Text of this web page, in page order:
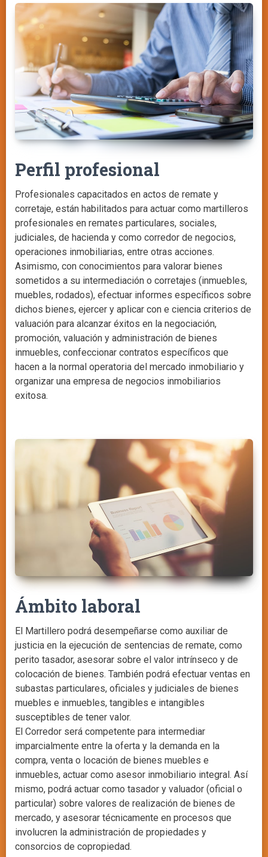
Perfil profesional
Profesionales capacitados en actos de remate y
corretaje, están habilitados para actuar como martilleros
profesionales en remates particulares, sociales,
judiciales, de hacienda y como corredor de negocios,
operaciones inmobiliarias, entre otras acciones.
Asimismo, con conocimientos para valorar bienes
sometidos a su intermediación o corretajes (inmuebles,
muebles, rodados), efectuar informes específicos sobre
dichos bienes, ejercer y aplicar con e ciencia criterios de
valuación para alcanzar éxitos en la negociación,
promoción, valuación y administración de bienes
inmuebles, confeccionar contratos específicos que
hacen a la normal operatoria del mercado inmobiliario y
organizar una empresa de negocios inmobiliarios
exitosa.
Ámbito laboral
El Martillero podrá desempeñarse como auxiliar de
justicia en la ejecución de sentencias de remate, como
perito tasador, asesorar sobre el valor intrínseco y de
colocación de bienes. También podrá efectuar ventas en
subastas particulares, oficiales y judiciales de bienes
muebles e inmuebles, tangibles e intangibles
susceptibles de tener valor.
El Corredor será competente para intermediar
imparcialmente entre la oferta y la demanda en la
compra, venta o locación de bienes muebles e
inmuebles, actuar como asesor inmobiliario integral. Así
mismo, podrá actuar como tasador y valuador (oficial o
particular) sobre valores de realización de bienes de
mercado, y asesorar técnicamente en procesos que
involucren la administración de propiedades y
consorcios de copropiedad.